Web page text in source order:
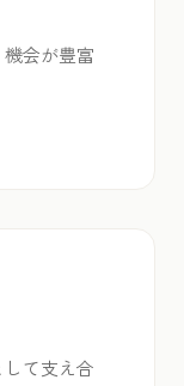
会が豊富
て支え合